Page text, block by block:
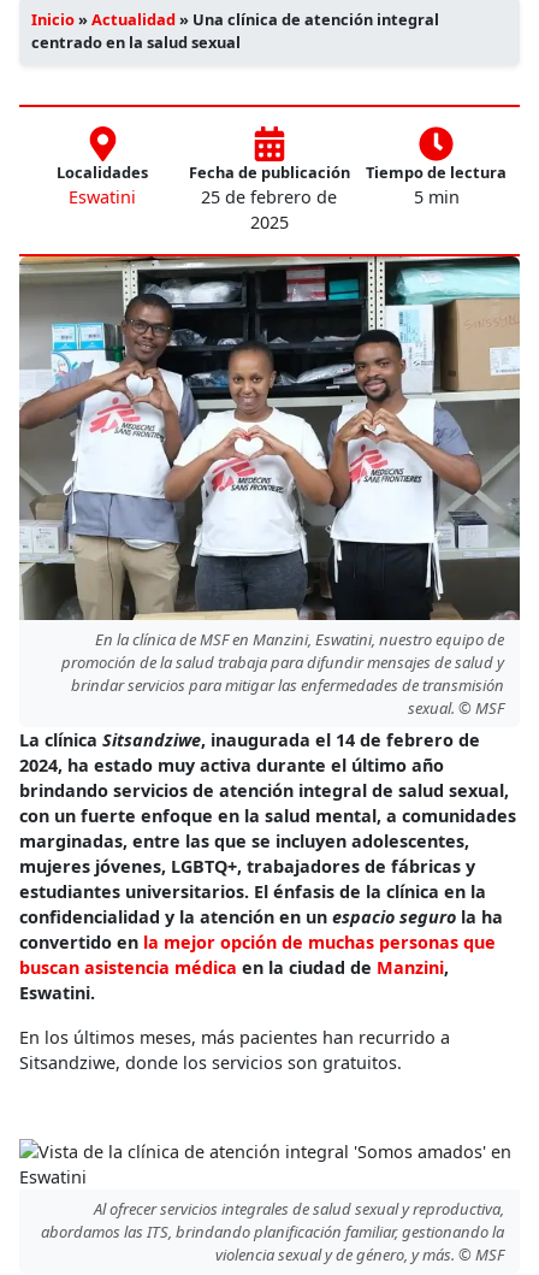
Inicio»Actualidad» Una clínica de atención integral
centrado en la salud sexual
Localidades
Eswatini
Fecha de publicación
25 de febrero de
2025
Tiempo de lectura
5 min
En la clínica de MSF en Manzini, Eswatini, nuestro equipo de
promoción de la salud trabaja para difundir mensajes de salud y
brindar servicios para mitigar las enfermedades de transmisión
sexual. © MSF
La clínica Sitsandziwe, inaugurada el 14 de febrero de
2024, ha estado muy activa durante el último año
brindando servicios de atención integral de salud sexual,
con un fuerte enfoque en la salud mental, a comunidades
marginadas, entre las que se incluyen adolescentes,
mujeres jóvenes, LGBTQ+, trabajadores de fábricas y
estudiantes universitarios. El énfasis de la clínica en la
confidencialidad y la atención en un espacio seguro la ha
convertido en la mejor opción de muchas personas que
buscan asistencia médica en la ciudad de Manzini,
Eswatini.
En los últimos meses, más pacientes han recurrido a
Sitsandziwe, donde los servicios son gratuitos.
Al ofrecer servicios integrales de salud sexual y reproductiva,
abordamos las ITS, brindando planificación familiar, gestionando la
violencia sexual y de género, y más. © MSF